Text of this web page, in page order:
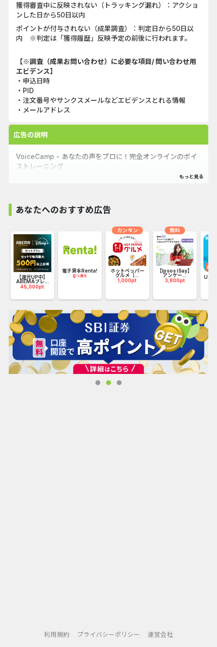
獲得審査中に反映されない（トラッキング漏れ）：アクショ
ンした日から50日以内
ポイントが付与されない（成果調査）：判定日から50日以
内 ※判定は「獲得履歴」反映予定の前後に行われます。
【※調査（成果お問い合わせ）に必要な項目/ 問い合わせ用
エビデンス】
・申込日時
・PID
・注文番号やサンクスメールなどエビデンスとれる情報
・メールアドレス
広告の説明
VoiceCamp - あなたの声をプロに！完全オンラインのボイ
ストレーニング
VoiceCampは、あなたの「声」を活かして、プロの声優、
ーマンレッスンを提供し、初心者から上級者まで、一人ひと
VoiceCampの特長
完全オンラインのレッスン
どこでも、いつでも学べるオンラインレッスンだから、場所
に縛られることなく、自分のペースで学習できます。通学の
マンツーマンレッスンで丁寧に指導
受講者一人ひとりに合わせたレッスンを提供。 講師とのマン
ツーマン形式で、きめ細やかな指導が受けられるため、無駄
なく確実にスキルを習得できます。
個別指導で、自分のペースでスキルを磨きたい方
あなたへのおすすめ広告
【還元UP中】
ABEMAプレ...
45,000pt
電子貸本Renta!
6 %還元
ホットペッパー
グルメ［...
1,000pt
カンタン
【Ipsos iSay】
アンケー...
3,800pt
無料
U-
利用規約 プライバシーポリシー 運営会社